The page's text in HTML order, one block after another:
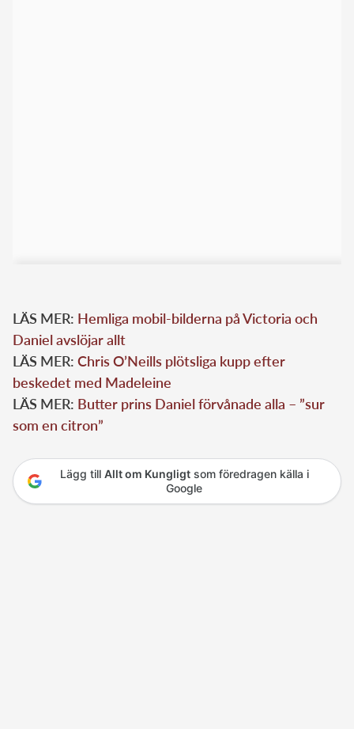
LÄS MER: Hemliga mobil-bilderna på Victoria och
Daniel avslöjar allt
LÄS MER: Chris O’Neills plötsliga kupp efter
beskedet med Madeleine
LÄS MER: Butter prins Daniel förvånade alla – ”sur
som en citron”
Lägg till Allt om Kungligtsom föredragen källa i
Google